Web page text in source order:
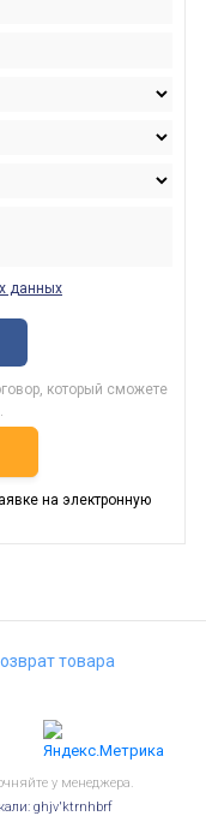
данных
который сможете
на электронную
товара
у менеджера.
ghjv'ktrnhbrf